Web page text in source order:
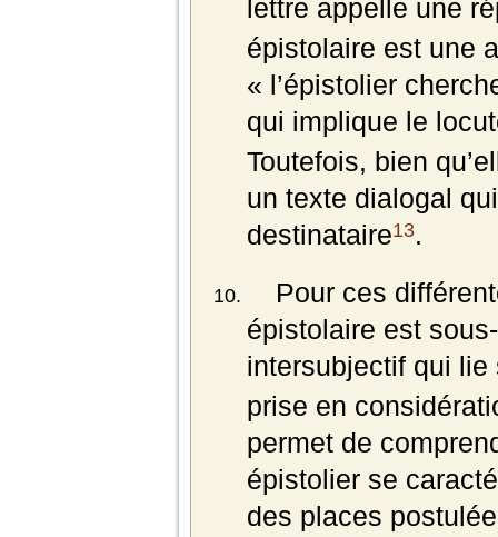
lettre appelle une
épistolaire est une
« l’épistolier
qui implique le
Toutefois, bien
un texte dialogal
destinataire13.
Pour ces
épistolaire est
intersubjectif qui
prise en
permet de
épistolier se
des places